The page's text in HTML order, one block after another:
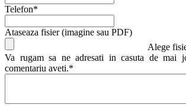
Telefon*
Ataseaza fisier (imagine sau PDF)
Alege
Va rugam sa ne adresati in casuta de mai
comentariu aveti.*